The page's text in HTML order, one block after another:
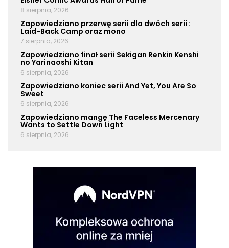
8 sierpnia, 2026
Zapowiedziano przerwę serii dla dwóch serii :
Laid-Back Camp oraz mono
7 sierpnia, 2026
Zapowiedziano finał serii Sekigan Renkin Kenshi
no Yarinaoshi Kitan
6 sierpnia, 2026
Zapowiedziano koniec serii And Yet, You Are So
Sweet
6 sierpnia, 2026
Zapowiedziano mangę The Faceless Mercenary
Wants to Settle Down Light
6 sierpnia, 2026